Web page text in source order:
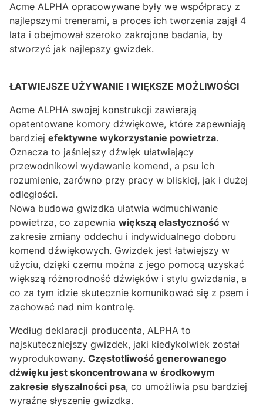
Acme ALPHA opracowywane były we współpracy z
najlepszymi trenerami, a proces ich tworzenia zajął 4
lata i obejmował szeroko zakrojone badania, by
stworzyć jak najlepszy gwizdek.
ŁATWIEJSZE UŻYWANIE I WIĘKSZE MOŻLIWOŚCI
Acme ALPHA swojej konstrukcji zawierają
opatentowane komory dźwiękowe, które zapewniają
bardziej efektywne wykorzystanie powietrza.
Oznacza to jaśniejszy dźwięk ułatwiający
przewodnikowi wydawanie komend, a psu ich
rozumienie, zarówno przy pracy w bliskiej, jak i dużej
odległości.
Nowa budowa gwizdka ułatwia wdmuchiwanie
powietrza, co zapewnia większą elastyczność w
zakresie zmiany oddechu i indywidualnego doboru
komend dźwiękowych. Gwizdek jest łatwiejszy w
użyciu, dzięki czemu można z jego pomocą uzyskać
większą różnorodność dźwięków i stylu gwizdania, a
co za tym idzie skutecznie komunikować się z psem i
zachować nad nim kontrolę.
Według deklaracji producenta, ALPHA to
najskuteczniejszy gwizdek, jaki kiedykolwiek został
wyprodukowany. Częstotliwość generowanego
dźwięku jest skoncentrowana w środkowym
zakresie słyszalności psa, co umożliwia psu bardziej
wyraźne słyszenie gwizdka.